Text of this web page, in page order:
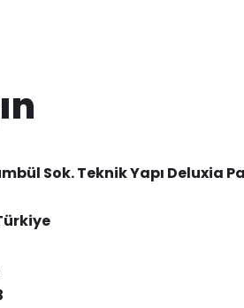
Sok. Teknik Yapı Deluxia